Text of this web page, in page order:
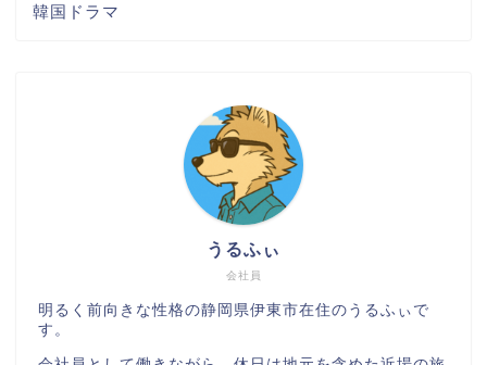
韓国ドラマ
会社員
うるふぃ
明るく前向きな性格の静岡県伊東市在住のうるふぃで
す。